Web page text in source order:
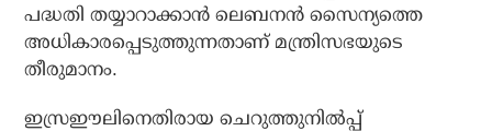
പദ്ധതി തയ്യാറാക്കാന്‍ ലെബനന്‍ സൈന്യത്തെ
അധികാരപ്പെടുത്തുന്നതാണ് മന്ത്രിസഭയുടെ
തീരുമാനം.
ഇസ്രഈലിനെതിരായ ചെറുത്തുനില്‍പ്പ്